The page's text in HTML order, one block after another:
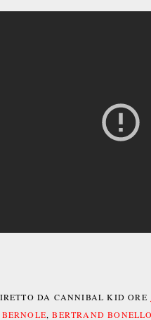
DA CANNIBAL KID ORE
,BERTRAND BONELLO